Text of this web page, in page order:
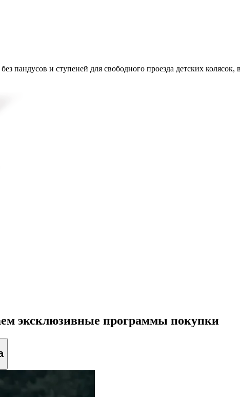
пандусов и ступеней для свободного проезда детских колясок,
эксклюзивные программы покупки